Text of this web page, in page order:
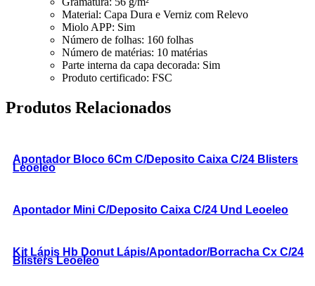
Material: Capa Dura e Verniz com Relevo
Miolo APP: Sim
Número de folhas: 160 folhas
Número de matérias: 10 matérias
Parte interna da capa decorada: Sim
Produto certificado: FSC
Produtos Relacionados
Apontador Bloco 6Cm C/Deposito Caixa C/24 Blisters
Leoeleo
Apontador Mini C/Deposito Caixa C/24 Und Leoeleo
Kit Lápis Hb Donut Lápis/Apontador/Borracha Cx C/24
Blisters Leoeleo